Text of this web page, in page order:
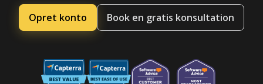
Opret konto Book en gratis konsultation